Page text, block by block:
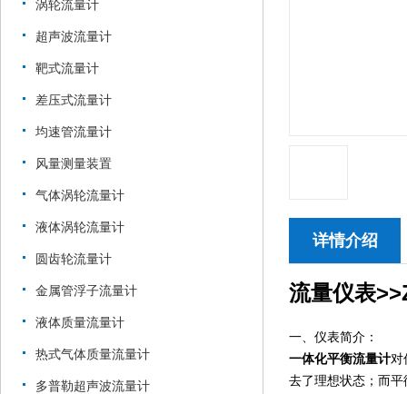
涡轮流量计
超声波流量计
靶式流量计
差压式流量计
均速管流量计
风量测量装置
气体涡轮流量计
液体涡轮流量计
圆齿轮流量计
金属管浮子流量计
液体质量流量计
热式气体质量流量计
多普勒超声波流量计
详情介绍
流量仪表
一、仪表简介：
一体化平衡流量计对
去了理想状态；而